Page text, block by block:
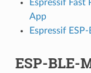
Espressif Fast
App
Espressif
ESP-BLE-